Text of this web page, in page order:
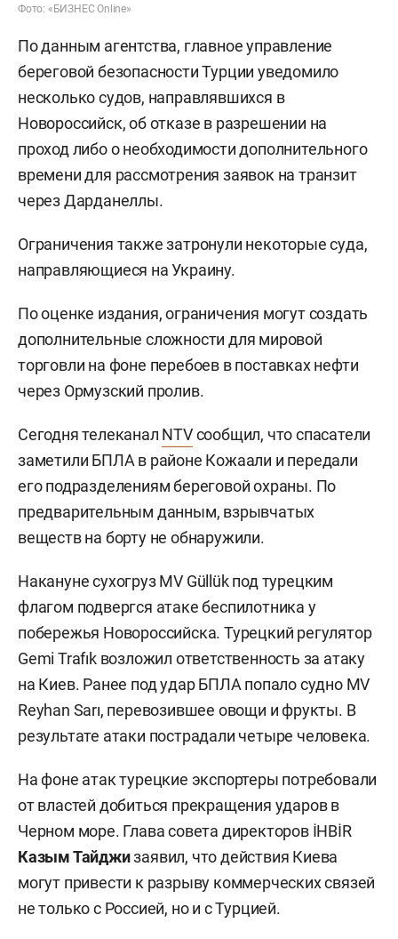
Фото: «БИЗНЕС Online»
По данным агентства, главное управление
береговой безопасности Турции уведомило
несколько судов, направлявшихся в
Новороссийск, об отказе в разрешении на
проход либо о необходимости дополнительного
времени для рассмотрения заявок на транзит
через Дарданеллы.
Ограничения также затронули некоторые суда,
направляющиеся на Украину.
По оценке издания, ограничения могут создать
дополнительные сложности для мировой
торговли на фоне перебоев в поставках нефти
через Ормузский пролив.
Сегодня телеканал NTVсообщил, что спасатели
заметили БПЛА в районе Кожаали и передали
его подразделениям береговой охраны. По
предварительным данным, взрывчатых
веществ на борту не обнаружили.
Накануне сухогруз MV Güllük под турецким
флагом подвергся атаке беспилотника у
побережья Новороссийска. Турецкий регулятор
Gemi Trafık возложил ответственность за атаку
на Киев. Ранее под удар БПЛА попало судно MV
Reyhan Sarı, перевозившее овощи и фрукты. В
результате атаки пострадали четыре человека.
На фоне атак турецкие экспортеры потребовали
от властей добиться прекращения ударов в
Черном море. Глава совета директоров İHBİR
Казым Тайджизаявил, что действия Киева
могут привести к разрыву коммерческих связей
не только с Россией, но и с Турцией.